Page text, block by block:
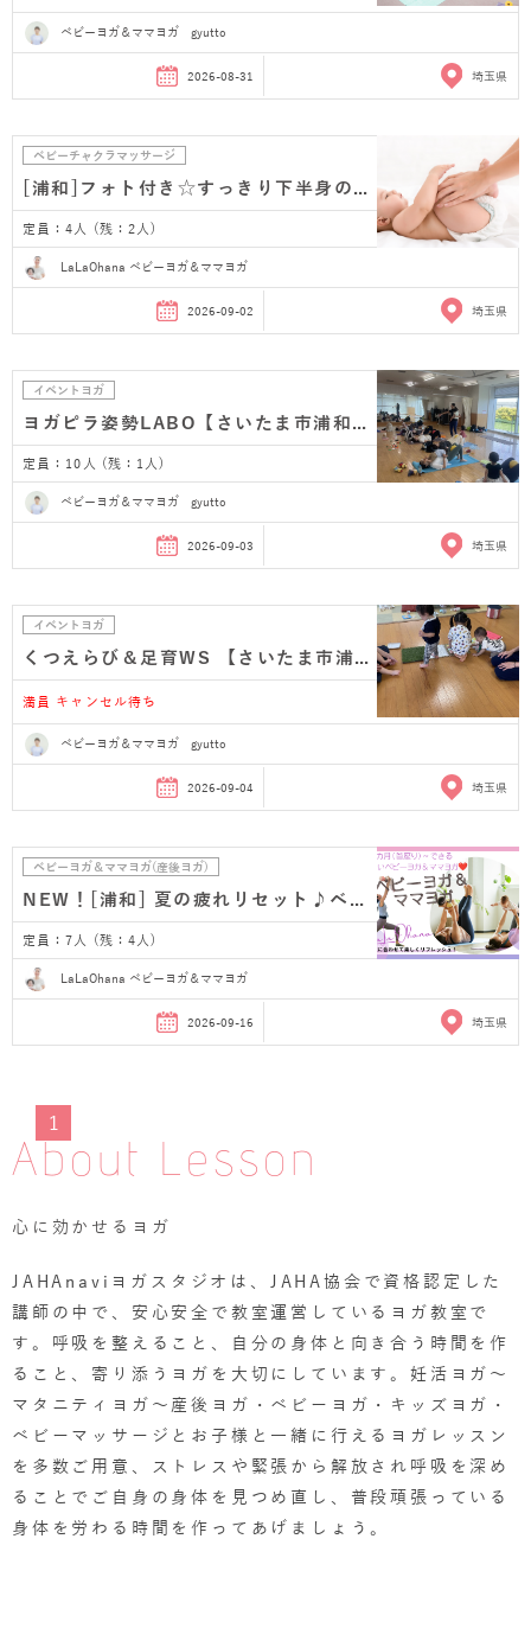
ベビーヨガ＆ママヨガ gyutto
2026-08-31 埼玉県
ベビーチャクラマッサージ
[浦和]フォト付き☆すっきり下半身のベビーマッサージ…
定員：4人 (残：2人)
LaLaOhana ベビーヨガ＆ママヨガ
2026-09-02 埼玉県
イベントヨガ
ヨガピラ姿勢LABO【さいたま市浦和産後ヨガ】
定員：10人 (残：1人)
ベビーヨガ＆ママヨガ gyutto
2026-09-03 埼玉県
イベントヨガ
くつえらび＆足育WS 【さいたま市浦和】
満員 キャンセル待ち
ベビーヨガ＆ママヨガ gyutto
2026-09-04 埼玉県
ベビーヨガ＆ママヨガ(産後ヨガ)
NEW！[浦和] 夏の疲れリセット♪ベビーヨガ＆ママヨガ…
定員：7人 (残：4人)
LaLaOhana ベビーヨガ＆ママヨガ
2026-09-16 埼玉県
1
About Lesson
心に効かせるヨガ
JAHAnaviヨガスタジオは、JAHA協会で資格認定した
講師の中で、安心安全で教室運営しているヨガ教室で
す。呼吸を整えること、自分の身体と向き合う時間を作
ること、寄り添うヨガを大切にしています。妊活ヨガ～
マタニティヨガ～産後ヨガ・ベビーヨガ・キッズヨガ・
ベビーマッサージとお子様と一緒に行えるヨガレッスン
を多数ご用意、ストレスや緊張から解放され呼吸を深め
ることでご自身の身体を見つめ直し、普段頑張っている
身体を労わる時間を作ってあげましょう。